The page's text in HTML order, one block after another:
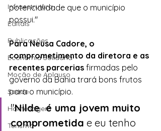
Infraestrutura
Editais
Publicações
Economia Solidária
Moção de Aplauso
Saúde
Homenagem
Turismo
potencialidade que o município
possui."
Para Neusa Cadore, o
comprometimento da diretora e as
recentes parcerias firmadas pelo
governo da Bahia trará bons frutos
para o município.
"Nilde  é uma jovem muito
comprometida e eu tenho